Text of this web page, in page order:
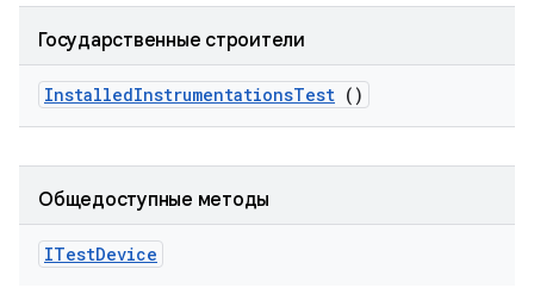
Государственные строители
InstalledInstrumentationsTest ()
Общедоступные методы
ITestDevice